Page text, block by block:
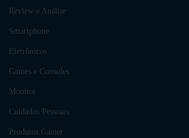
Review e Análise
Smartphone
Eletrônicos
Games e Consoles
Monitor
Cuidados Pessoais
Produtos Gamer